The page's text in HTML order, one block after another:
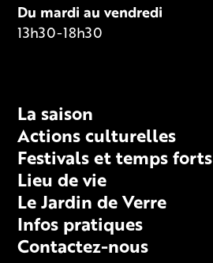
Du mardi au vendredi
13h30-18h30
La saison
Actions culturelles
Festivals et temps forts
Lieu de vie
Le Jardin de Verre
Infos pratiques
Contactez-nous